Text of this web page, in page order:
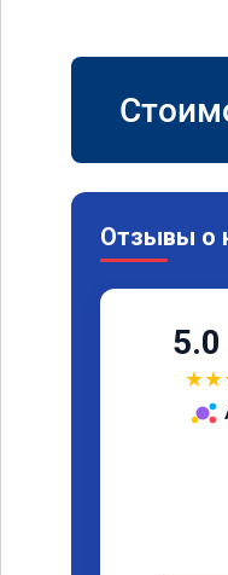
Отзывы о
5.0
★★